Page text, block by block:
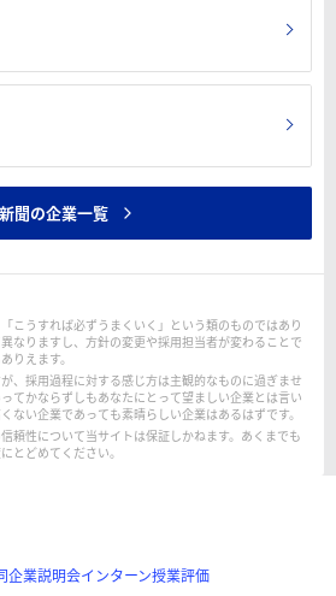
新聞の企業一覧
こうすれば必ずうまくいく」という類のものではあり
なりますし、方針の変更や採用担当者が変わることで
りえます。
、採用過程に対する感じ方は主観的なものに過ぎませ
てかならずしもあなたにとって望ましい企業とは言い
ない企業であっても素晴らしい企業はあるはずです。
頼性について当サイトは保証しかねます。あくまでも
とどめてください。
企業説明会インターン授業評価